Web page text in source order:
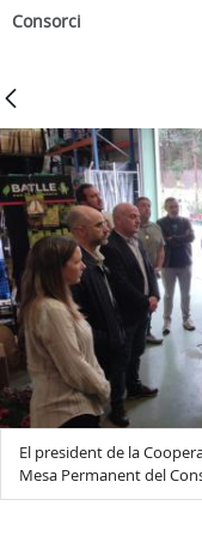
Consorci
El president de la
Mesa Permanent del